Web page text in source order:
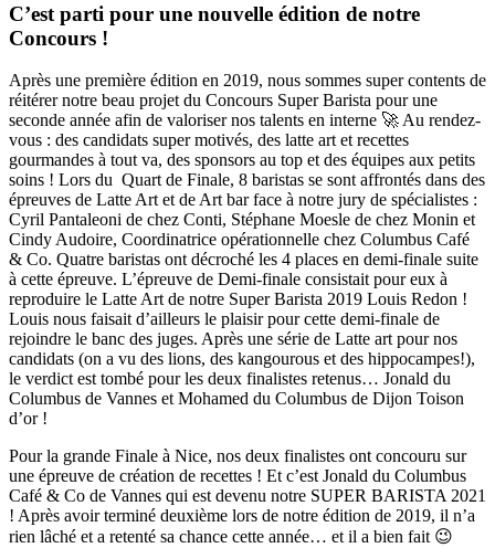
C’est parti pour une nouvelle édition de notre
Concours !
Après une première édition en 2019, nous sommes super contents de
réitérer notre beau projet du Concours Super Barista pour une
seconde année afin de valoriser nos talents en interne 🚀 Au rendez-
vous : des candidats super motivés, des latte art et recettes
gourmandes à tout va, des sponsors au top et des équipes aux petits
soins ! Lors du Quart de Finale, 8 baristas se sont affrontés dans des
épreuves de Latte Art et de Art bar face à notre jury de spécialistes :
Cyril Pantaleoni de chez Conti, Stéphane Moesle de chez Monin et
Cindy Audoire, Coordinatrice opérationnelle chez Columbus Café
& Co. Quatre baristas ont décroché les 4 places en demi-finale suite
à cette épreuve. L’épreuve de Demi-finale consistait pour eux à
reproduire le Latte Art de notre Super Barista 2019 Louis Redon !
Louis nous faisait d’ailleurs le plaisir pour cette demi-finale de
rejoindre le banc des juges. Après une série de Latte art pour nos
candidats (on a vu des lions, des kangourous et des hippocampes!),
le verdict est tombé pour les deux finalistes retenus… Jonald du
Columbus de Vannes et Mohamed du Columbus de Dijon Toison
d’or !
Pour la grande Finale à Nice, nos deux finalistes ont concouru sur
une épreuve de création de recettes ! Et c’est Jonald du Columbus
Café & Co de Vannes qui est devenu notre SUPER BARISTA 2021
! Après avoir terminé deuxième lors de notre édition de 2019, il n’a
rien lâché et a retenté sa chance cette année… et il a bien fait 😉